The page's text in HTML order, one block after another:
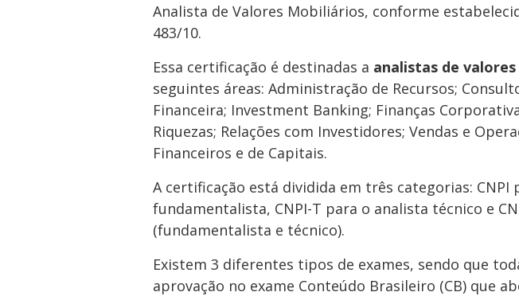
Analista de Valores Mobiliários, conforme
483/10.
Essa certificação é destinadas a analistas de
seguintes áreas: Administração de Recursos;
Financeira; Investment Banking; Finanças
Riquezas; Relações com Investidores; Vendas e
Financeiros e de Capitais.
A certificação está dividida em três categorias: CNPI
fundamentalista, CNPI-T para o analista técnico e
(fundamentalista e técnico).
Existem 3 diferentes tipos de exames, sendo que
aprovação no exame Conteúdo Brasileiro (CB) que